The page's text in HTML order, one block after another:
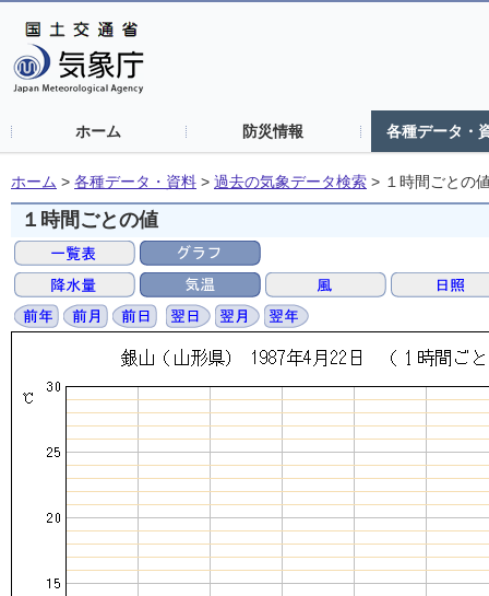
ホーム 防災情報 各種データ・
ホーム > 各種データ・資料 > 過去の気象データ検索 > １時間ごとの
１時間ごとの値